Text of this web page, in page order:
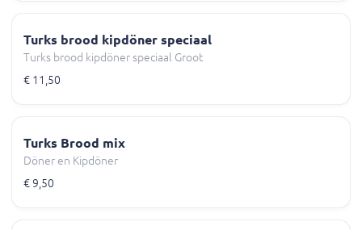
Turks brood kipdöner speciaal
Turks brood kipdöner speciaal Groot
€ 11,50
Turks Brood mix
Döner en Kipdöner
€ 9,50